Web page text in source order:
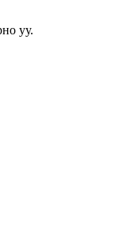
уу.